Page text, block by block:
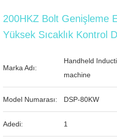
200HKZ Bolt Genişleme
Yüksek Sıcaklık Kontrol
Marka Adı:
Handheld
machine
Model Numarası: DSP-80KW
Adedi: 1